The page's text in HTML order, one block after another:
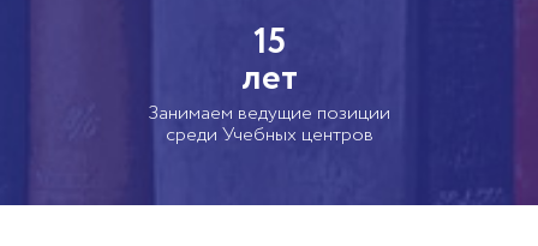
15
лет
Занимаем ведущие позиции
среди Учебных центров